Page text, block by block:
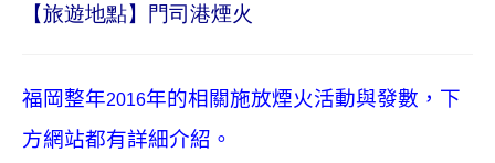
【旅遊地點】門司港煙火
福岡整年2016年的相關施放煙火活動與發數，下
方網站都有詳細介紹。